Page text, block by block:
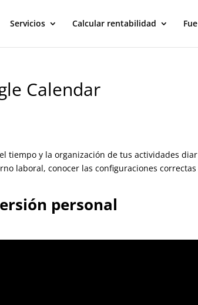
Servicios Calcular rentabilidad
Calendar
tiempo y la organización de tus actividades
entorno laboral, conocer las configuraciones
personal